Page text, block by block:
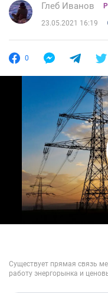
Глеб Иванов
23.05.2021 16:19
0